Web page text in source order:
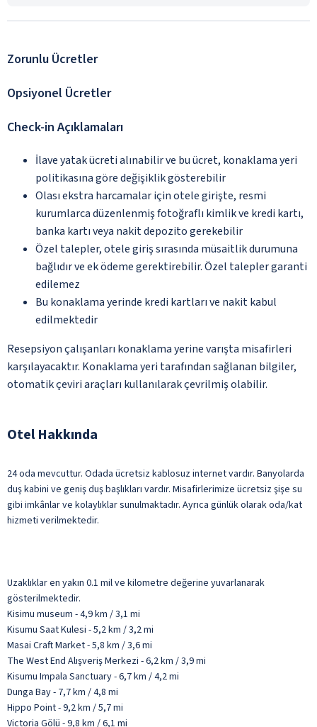
Zorunlu Ücretler
Opsiyonel Ücretler
Check-in Açıklamaları
İlave yatak ücreti alınabilir ve bu ücret, konaklama yeri
politikasına göre değişiklik gösterebilir
Olası ekstra harcamalar için otele girişte, resmi
kurumlarca düzenlenmiş fotoğraflı kimlik ve kredi kartı,
banka kartı veya nakit depozito gerekebilir
Özel talepler, otele giriş sırasında müsaitlik durumuna
bağlıdır ve ek ödeme gerektirebilir. Özel talepler garanti
edilemez
Bu konaklama yerinde kredi kartları ve nakit kabul
edilmektedir
Resepsiyon çalışanları konaklama yerine varışta misafirleri
karşılayacaktır. Konaklama yeri tarafından sağlanan bilgiler,
otomatik çeviri araçları kullanılarak çevrilmiş olabilir.
Otel Hakkında
24 oda mevcuttur. Odada ücretsiz kablosuz internet vardır. Banyolarda
duş kabini ve geniş duş başlıkları vardır. Misafirlerimize ücretsiz şişe su
gibi imkânlar ve kolaylıklar sunulmaktadır. Ayrıca günlük olarak oda/kat
hizmeti verilmektedir.
Uzaklıklar en yakın 0.1 mil ve kilometre değerine yuvarlanarak
gösterilmektedir.
Kisimu museum - 4,9 km / 3,1 mi
Kisumu Saat Kulesi - 5,2 km / 3,2 mi
Masai Craft Market - 5,8 km / 3,6 mi
The West End Alışveriş Merkezi - 6,2 km / 3,9 mi
Kisumu Impala Sanctuary - 6,7 km / 4,2 mi
Dunga Bay - 7,7 km / 4,8 mi
Hippo Point - 9,2 km / 5,7 mi
Victoria Gölü - 9,8 km / 6,1 mi